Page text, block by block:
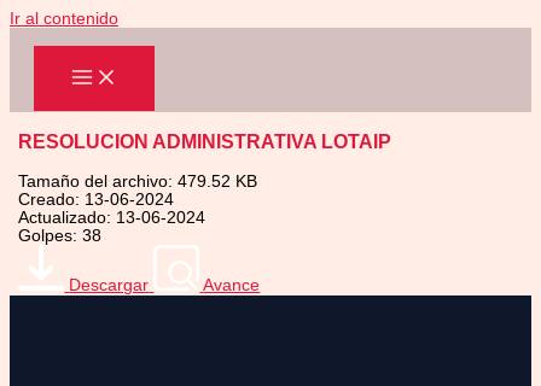
Ir al contenido
RESOLUCION ADMINISTRATIVA LOTAIP
Tamaño del archivo: 479.52 KB
Creado: 13-06-2024
Actualizado: 13-06-2024
Golpes: 38
Descargar Avance